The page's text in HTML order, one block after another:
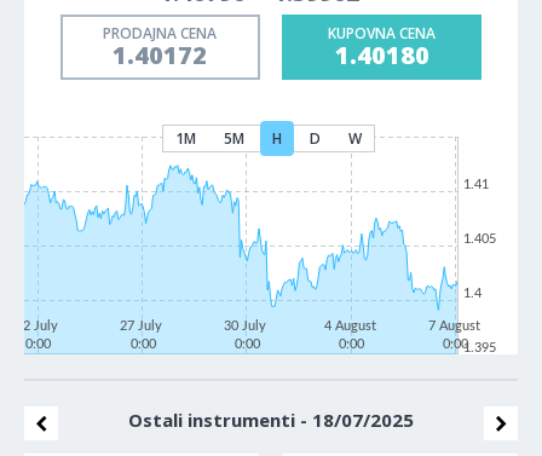
PRODAJNA CENA
1.40172
KUPOVNA CENA
1.40180
1M 5M H D W
22 July
0:00
27 July
0:00
30 July
0:00
4 August
0:00
7 August
0:001.395
1.4
1.405
1.41
Ostali instrumenti - 18/07/2025